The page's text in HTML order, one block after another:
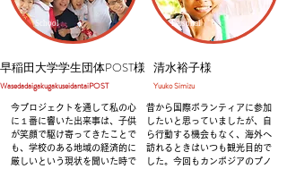
School Personal
早稲田大学学生団体POST様
​WasedadaigakugakuseidantaiPOST
清水裕子様
​Yuuko Simizu
今プロジェクトを通して私の心
に１番に響いた出来事は、子供
が笑顔で駆け寄ってきたことで
も、学校のある地域の経済的に
厳しいという現状を聞いた時で
昔から国際ボランティアに参加
したいと思っていましたが、自
ら行動する機会もなく、海外へ
訪れるときはいつも観光目的で
した。今回もカンボジアのプノ